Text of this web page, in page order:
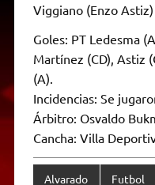
Viggiano (Enzo
Goles: PT Ledesma
Martínez (CD), Astiz
(A).
Incidencias: Se
Árbitro: Osvaldo
Cancha: Villa
Alvarado Futbol